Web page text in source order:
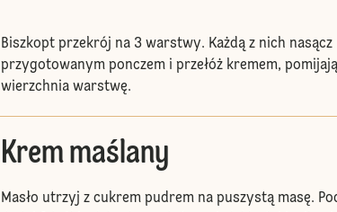
Biszkopt przekrój na 3 warstwy. Każdą z nich nasącz
przygotowanym ponczem i przełóż kremem,
wierzchnia warstwę.
Krem maślany
Masło utrzyj z cukrem pudrem na puszystą masę.